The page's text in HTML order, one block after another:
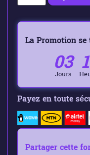
La Promotion
03
Jours
Payez en toute
Partager cette